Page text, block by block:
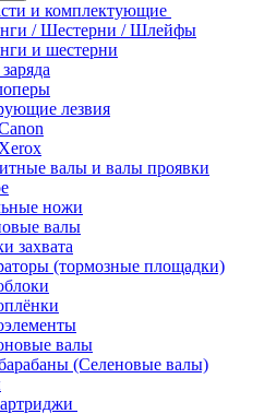
и комплектующие
/ Шестерни / Шлейфы
и шестерни
лезвия
валы и валы проявки
ножи
валы
захвата
(тормозные площадки)
валы
(Селеновые валы)